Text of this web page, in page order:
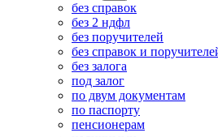
без справок
без 2 ндфл
без поручителей
без справок и
без залога
под залог
по двум документам
по паспорту
пенсионерам